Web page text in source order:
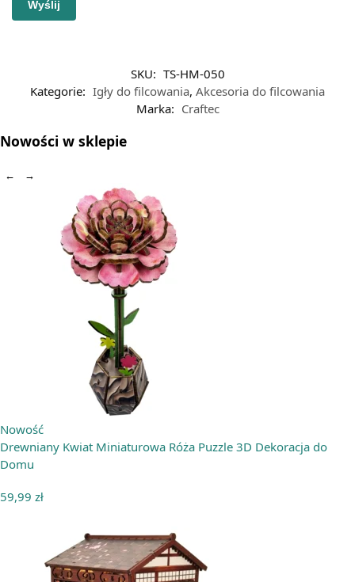
SKU: TS-HM-050
Kategorie: Igły do filcowania, Akcesoria do filcowania
Marka: Craftec
Nowości w sklepie
← →
Nowość
Drewniany Kwiat Miniaturowa Róża Puzzle 3D Dekoracja do
Domu
59,99 zł